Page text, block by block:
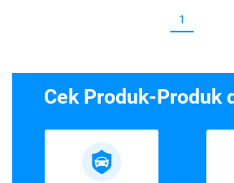
1
Cek Produk-Produk